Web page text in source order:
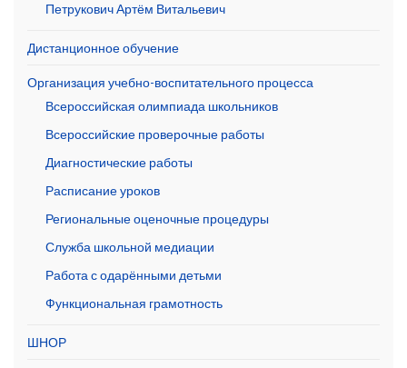
Петрукович Артём Витальевич
Дистанционное обучение
Организация учебно-воспитательного процесса
Всероссийская олимпиада школьников
Всероссийские проверочные работы
Диагностические работы
Расписание уроков
Региональные оценочные процедуры
Служба школьной медиации
Работа с одарёнными детьми
Функциональная грамотность
ШНОР